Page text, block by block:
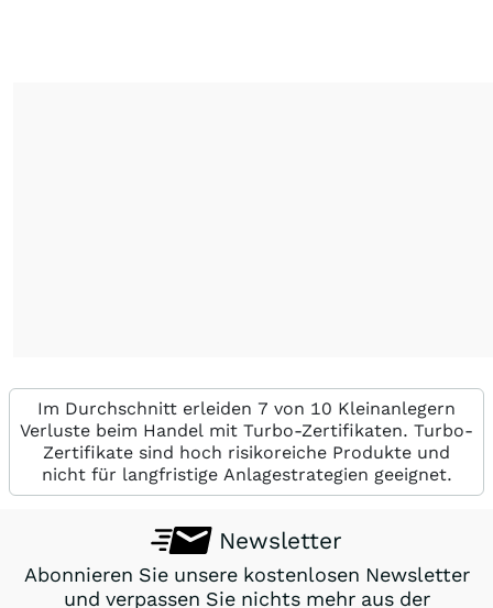
Im Durchschnitt erleiden 7 von 10 Kleinanlegern
Verluste beim Handel mit Turbo-Zertifikaten. Turbo-
Zertifikate sind hoch risikoreiche Produkte und
nicht für langfristige Anlagestrategien geeignet.
Newsletter
Abonnieren Sie unsere kostenlosen Newsletter
und verpassen Sie nichts mehr aus der